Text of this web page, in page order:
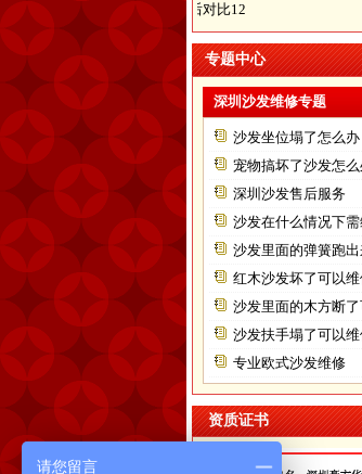
翻新前后对比12
专题中心
深圳沙发维修专题
沙发坐位塌了怎么
不？
宠物搞坏了沙发怎么
深圳沙发售后服务
沙发在什么情况下
沙发里面的弹簧跑
红木沙发坏了可以维
沙发里面的木方断
沙发扶手塌了可以维
专业欧式沙发维修
资质证书
请您留言